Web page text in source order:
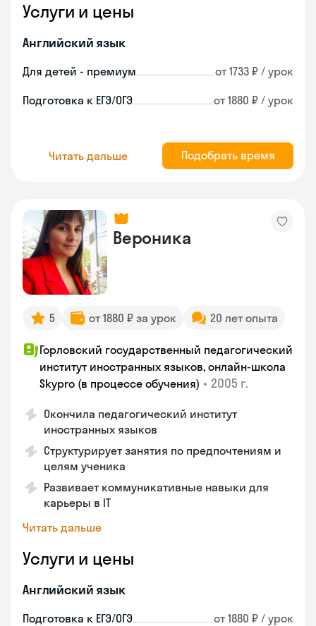
Услуги и цены
Английский язык
Для детей - премиум от 1733 ₽ / урок
Подготовка к ЕГЭ/ОГЭ от 1880 ₽ / урок
Читать дальше Подобрать время
Вероника
5 от 1880 ₽ за урок 20 лет опыта
Горловский государственный педагогический
институт иностранных языков, онлайн-школа
Skypro (в процессе обучения) • 2005 г.
Окончила педагогический институт
иностранных языков
Структурирует занятия по предпочтениям и
целям ученика
Развивает коммуникативные навыки для
карьеры в IT
Читать дальше
Услуги и цены
Английский язык
Подготовка к ЕГЭ/ОГЭ от 1880 ₽ / урок